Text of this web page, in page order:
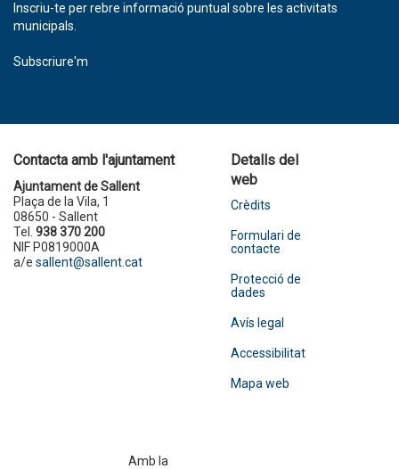
Inscriu-te per rebre informació puntual sobre les activitats
municipals.
Subscriure'm
Contacta amb l'ajuntament
Ajuntament de Sallent
Plaça de la Vila, 1
08650 - Sallent
Tel. 938 370 200
NIF P0819000A
a/e sallent@sallent.cat
Detalls del
web
Crèdits
Formulari de
contacte
Protecció de
dades
Avís legal
Accessibilitat
Mapa web
Amb la